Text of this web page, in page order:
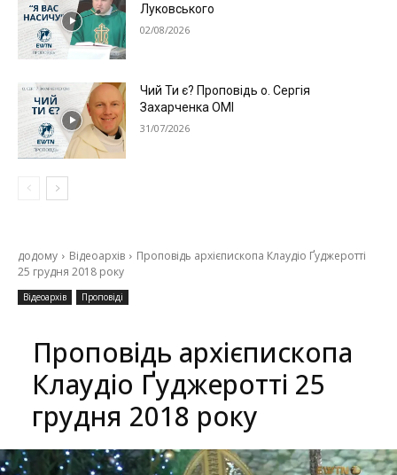
Луковського
02/08/2026
Чий Ти є? Проповідь о. Сергія
Захарченка ОМІ
31/07/2026